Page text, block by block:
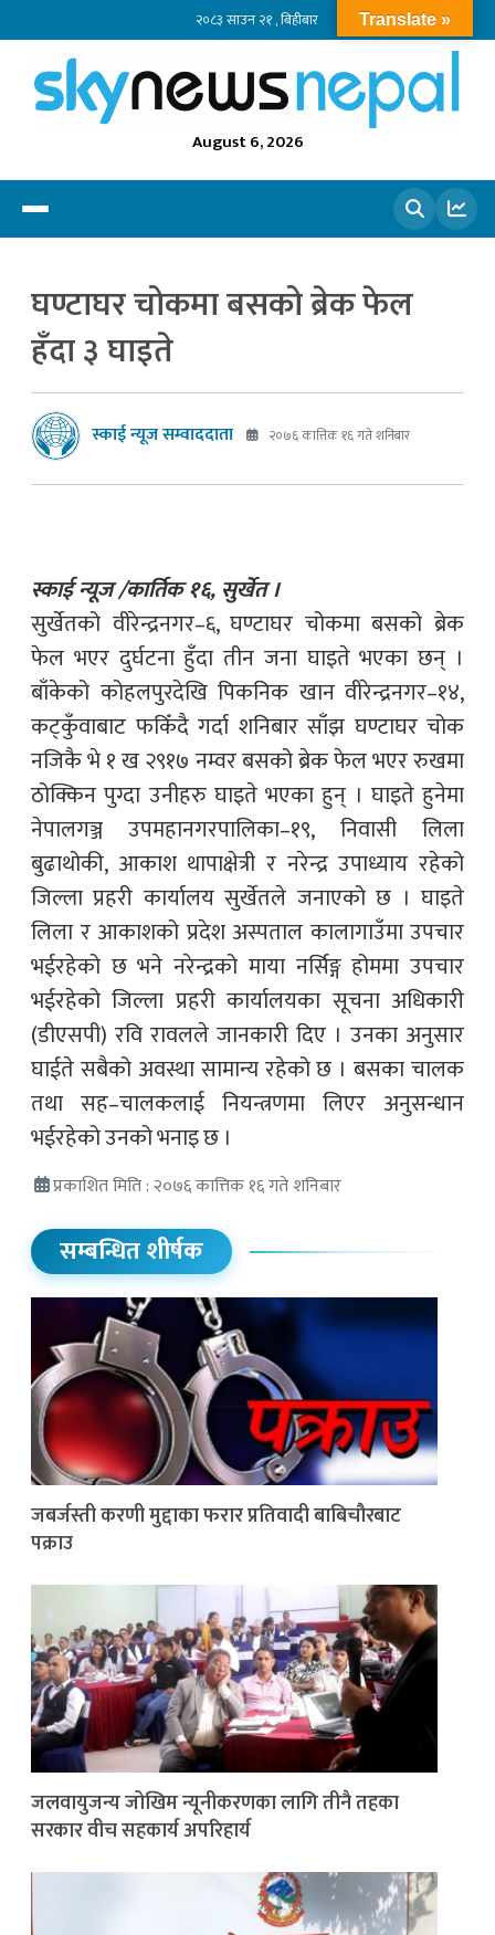
२०८३ साउन २१ , बिहीबार
August 6, 2026
घण्टाघर चोकमा बसको ब्रेक फेल
हँदा ३ घाइते
स्काई न्यूज सम्वाददाता २०७६ कात्तिक १६ गते शनिबार
स्काई न्यूज /कार्तिक १६, सुर्खेत ।
सुर्खेतको वीरेन्द्रनगर–६, घण्टाघर चोकमा बसको ब्रेक
फेल भएर दुर्घटना हुँदा तीन जना घाइते भएका छन् ।
बाँकेको कोहलपुरदेखि पिकनिक खान वीरेन्द्रनगर–१४,
कट्कुँवाबाट फकिँदै गर्दा शनिबार साँझ घण्टाघर चोक
नजिकै भे १ ख २९१७ नम्वर बसको ब्रेक फेल भएर रुखमा
ठोक्किन पुग्दा उनीहरु घाइते भएका हुन् । घाइते हुनेमा
नेपालगञ्ज उपमहानगरपालिका–१९, निवासी लिला
बुढाथोकी, आकाश थापाक्षेत्री र नरेन्द्र उपाध्याय रहेको
जिल्ला प्रहरी कार्यालय सुर्खेतले जनाएको छ । घाइते
लिला र आकाशको प्रदेश अस्पताल कालागाउँमा उपचार
भईरहेको छ भने नरेन्द्रको माया नर्सिङ्ग होममा उपचार
भईरहेको जिल्ला प्रहरी कार्यालयका सूचना अधिकारी
(डीएसपी) रवि रावलले जानकारी दिए । उनका अनुसार
घाईते सबैको अवस्था सामान्य रहेको छ । बसका चालक
तथा सह–चालकलाई नियन्त्रणमा लिएर अनुसन्धान
भईरहेको उनको भनाइ छ ।
प्रकाशित मिति : २०७६ कात्तिक १६ गते शनिबार
सम्बन्धित शीर्षक
जबर्जस्ती करणी मुद्दाका फरार प्रतिवादी बाबिचौरबाट
पक्राउ
जलवायुजन्य जोखिम न्यूनीकरणका लागि तीनै तहका
सरकार वीच सहकार्य अपरिहार्य
Translate »